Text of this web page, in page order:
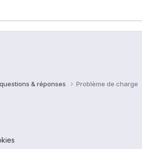
& réponses Problème de charge